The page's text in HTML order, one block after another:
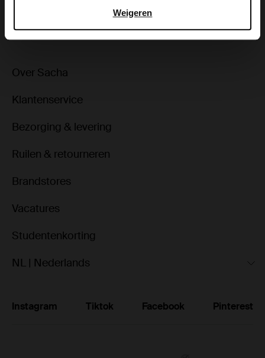
Weigeren
Over Sacha
Klantenservice
Bezorging & levering
Ruilen & retourneren
Brandstores
Vacatures
Studentenkorting
NL | Nederlands
Instagram Tiktok Facebook Pinterest